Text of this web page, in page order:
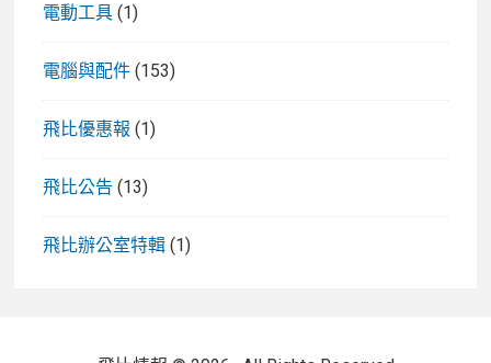
電動工具 (1)
電腦與配件 (153)
飛比優惠報 (1)
飛比公告 (13)
飛比辦公室特輯 (1)